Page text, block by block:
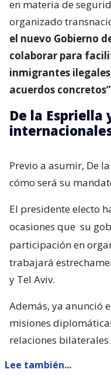
en materia de
organizado
el nuevo Gobierno
colaborar para
inmigrantes
acuerdos
De la Espriella
Previo a asumir, De
cómo será su
El presidente electo
ocasiones que su
participación en
trabajará
y Tel Aviv.
Además, ya anunció
misiones
relaciones
Lee también...